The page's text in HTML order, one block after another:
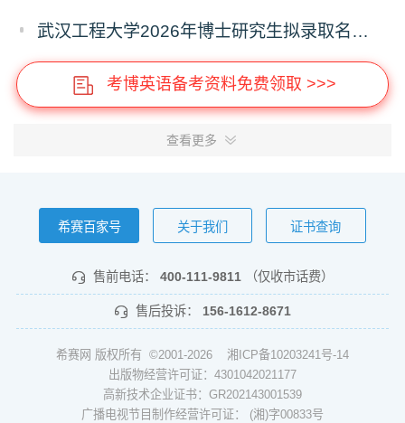
武汉工程大学2026年博士研究生拟录取名单公示（普通招考）（第六批）
考博英语备考资料免费领取 >>>
查看更多
希赛百家号 关于我们 证书查询
售前电话： 400-111-9811 （仅收市话费）
售后投诉： 156-1612-8671
希赛网 版权所有 ©2001-2026 湘ICP备10203241号-14
出版物经营许可证：4301042021177
高新技术企业证书：GR202143001539
广播电视节目制作经营许可证： (湘)字00833号